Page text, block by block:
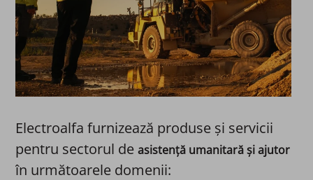
Electroalfa furnizează produse și servicii
pentru sectorul deasistență umanitară și ajutor
în următoarele domenii: